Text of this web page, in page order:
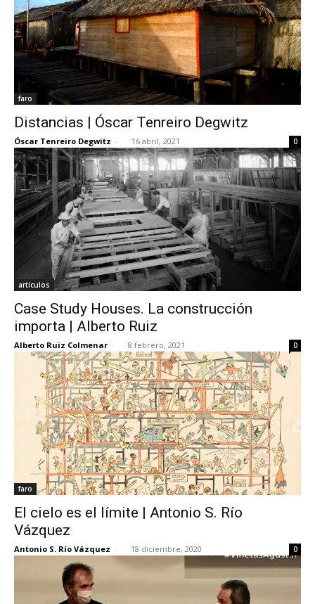
faro
Distancias | Óscar Tenreiro Degwitz
Óscar Tenreiro Degwitz - 16 abril, 2021 0
artículos
Case Study Houses. La construcción
importa | Alberto Ruiz
Alberto Ruiz Colmenar - 8 febrero, 2021 0
faro
El cielo es el límite | Antonio S. Río
Vázquez
Antonio S. Río Vázquez - 18 diciembre, 2020 0